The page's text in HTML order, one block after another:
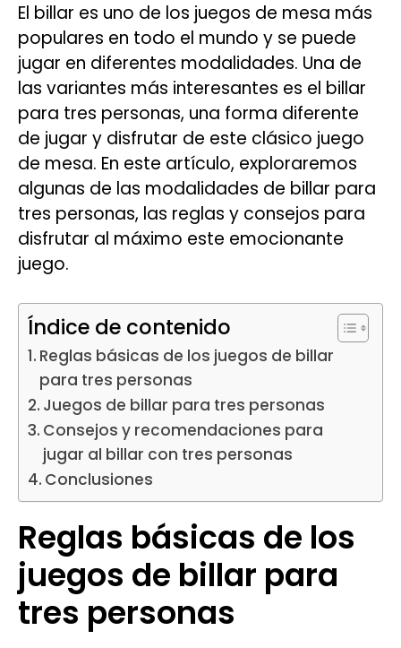
El billar es uno de los juegos de mesa más
populares en todo el mundo y se puede
jugar en diferentes modalidades. Una de
las variantes más interesantes es el billar
para tres personas, una forma diferente
de jugar y disfrutar de este clásico juego
de mesa. En este artículo, exploraremos
algunas de las modalidades de billar para
tres personas, las reglas y consejos para
disfrutar al máximo este emocionante
juego.
Índice de contenido
Reglas básicas de los juegos de billar
para tres personas
Juegos de billar para tres personas
Consejos y recomendaciones para
jugar al billar con tres personas
Conclusiones
Reglas básicas de los
juegos de billar para
tres personas